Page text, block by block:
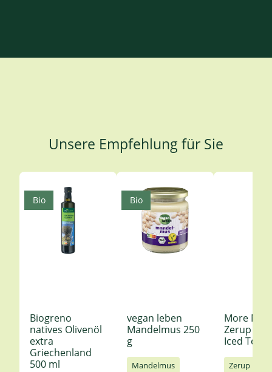
Unsere Empfehlung für Sie
Produktgalerie überspringen
Biogreno
natives Olivenöl
extra
Griechenland
500 ml
Bio
vegan leben
Mandelmus 250
g
Mandelmus
Bio
More
Zerup
Iced Tea
Zerup